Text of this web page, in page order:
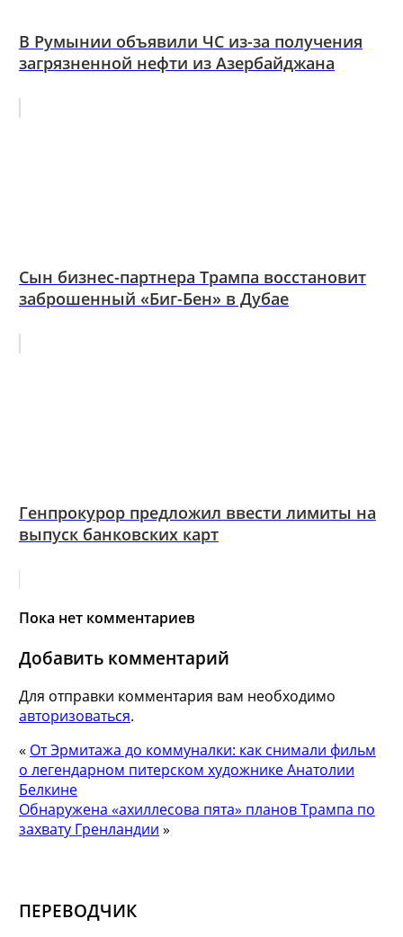
В Румынии объявили ЧС из-за получения
загрязненной нефти из Азербайджана
Сын бизнес-партнера Трампа восстановит
заброшенный «Биг-Бен» в Дубае
Генпрокурор предложил ввести лимиты на
выпуск банковских карт
Пока нет комментариев
Добавить комментарий
Для отправки комментария вам необходимо
авторизоваться.
« От Эрмитажа до коммуналки: как снимали фильм
о легендарном питерском художнике Анатолии
Белкине
Обнаружена «ахиллесова пята» планов Трампа по
захвату Гренландии »
ПЕРЕВОДЧИК